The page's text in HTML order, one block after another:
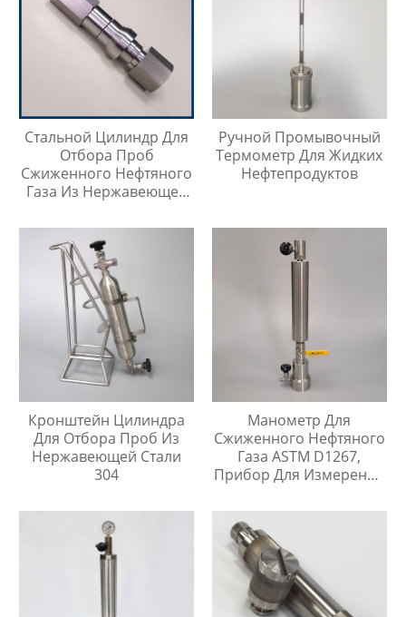
Стальной Цилиндр Для
Отбора Проб
Сжиженного Нефтяного
Газа Из Нержавеющей
Быстрого Соединителя
Ручной Промывочный
Термометр Для Жидких
Нефтепродуктов
Кронштейн Цилиндра
Для Отбора Проб Из
Нержавеющей Стали
304
Манометр Для
Сжиженного Нефтяного
Газа ASTM D1267,
Прибор Для Измерения